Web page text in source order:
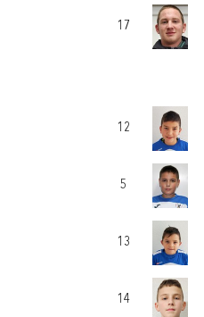
17
12
5
13
14